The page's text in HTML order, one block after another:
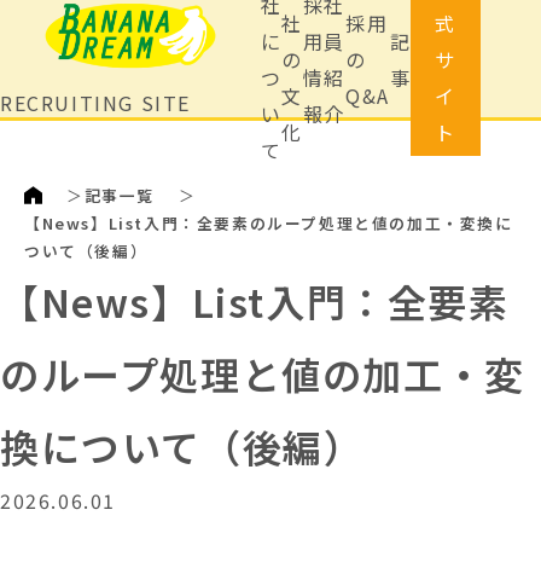
RECRUITING SITE
に
つ
い
て
社
の
文
化
用
情
報
員
紹
介
採用
の
Q&A
記
事
式
サ
イ
ト
＞ 記事一覧
＞
【News】List入門：全要素のループ処理と値の加工・変換に
ついて（後編）
【News】List入門：全要素
のループ処理と値の加工・変
換について（後編）
2026.06.01